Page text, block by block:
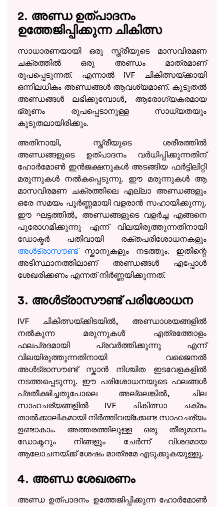
2. അണ്ഡ ഉത്പാദനം
ഉത്തേജിപ്പിക്കുന്ന ചികിത്സ
സാധാരണയായി ഒരു സ്ത്രീയുടെ മാസവിരമണ
ചക്രത്തിൽ ഒരു അണ്ഡം മാത്രമാണ്
രൂപപ്പെടുന്നത്. എന്നാൽ IVF ചികിത്സയ്ക്കായി
ഒന്നിലധികം അണ്ഡങ്ങൾ ആവശ്യമാണ്. കൂടുതൽ
അണ്ഡങ്ങൾ ലഭിക്കുമ്പോൾ, ആരോഗ്യകരമായ
ഭ്രൂണം രൂപപ്പെടാനുള്ള സാധ്യതയും
കൂടുതലായിരിക്കും.
അതിനായി, സ്ത്രീയുടെ ശരീരത്തിൽ
അണ്ഡങ്ങളുടെ ഉത്പാദനം വർധിപ്പിക്കുന്നതിന്
ഹോർമോൺ ഇൻജക്ഷനുകൾ അടങ്ങിയ ഫർട്ടിലിറ്റി
മരുന്നുകൾ നൽകപ്പെടുന്നു. ഈ മരുന്നുകൾ ആ
മാസവിരമണ ചക്രത്തിലെ എല്ലാ അണ്ഡങ്ങളും
ഒരേ സമയം പൂർണ്ണമായി വളരാൻ സഹായിക്കുന്നു.
ഈ ഘട്ടത്തിൽ, അണ്ഡങ്ങളുടെ വളർച്ച എങ്ങനെ
പുരോഗമിക്കുന്നു എന്ന് വിലയിരുത്തുന്നതിനായി
ഡോക്ടർ പതിവായി രക്തപരിശോധനകളും
അൾട്രാസൗണ്ട്സ്കാനുകളും നടത്തും. ഇതിന്റെ
അടിസ്ഥാനത്തിലാണ് അണ്ഡങ്ങൾ എപ്പോൾ
ശേഖരിക്കണം എന്നത് നിർണ്ണയിക്കുന്നത്.
3. അൾട്രാസൗണ്ട് പരിശോധന
IVF ചികിത്സയ്ക്കിടയിൽ, അണ്ഡാശയങ്ങളിൽ
നൽകുന്ന മരുന്നുകൾ എത്രത്തോളം
ഫലപ്രദമായി പ്രവർത്തിക്കുന്നു എന്ന്
വിലയിരുത്തുന്നതിനായി വജൈനൽ
അൾട്രാസൗണ്ട് സ്കാൻ നിശ്ചിത ഇടവേളകളിൽ
നടത്തപ്പെടുന്നു. ഈ പരിശോധനയുടെ ഫലങ്ങൾ
പ്രതീക്ഷിച്ചതുപോലെ അല്ലെങ്കിൽ, ചില
സാഹചര്യങ്ങളിൽ IVF ചികിത്സാ ചക്രം
താൽക്കാലികമായി നിർത്തിവയ്ക്കേണ്ട സാഹചര്യം
ഉണ്ടാകാം. അത്തരത്തിലുള്ള ഒരു തീരുമാനം
ഡോക്ടറും നിങ്ങളും ചേർന്ന് വിശദമായ
ആലോചനയ്ക്ക് ശേഷം മാത്രമേ എടുക്കുകയുള്ളു.
4. അണ്ഡ ശേഖരണം
അണ്ഡ ഉത്പാദനം ഉത്തേജിപ്പിക്കുന്ന ഹോർമോൺ